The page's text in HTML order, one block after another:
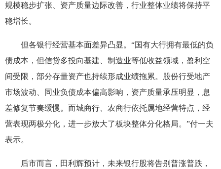
规模稳步扩张、资产质量边际改善，行业整体业绩将保持平
稳增长。
但各银行经营基本面差异凸显。“国有大行拥有最低的负
债成本，但信贷多投向基建、制造业等低收益领域，盈利空
间受限，部分存量资产也持续形成业绩拖累。股份行受地产
市场波动、同业负债成本偏高影响，资产质量承压明显，息
差修复节奏缓慢。而城商行、农商行依托属地经营特点，经
营表现两极分化，进一步放大了板块整体分化格局。”付一夫
表示。
后市而言，田利辉预计，未来银行股将告别普涨普跌，